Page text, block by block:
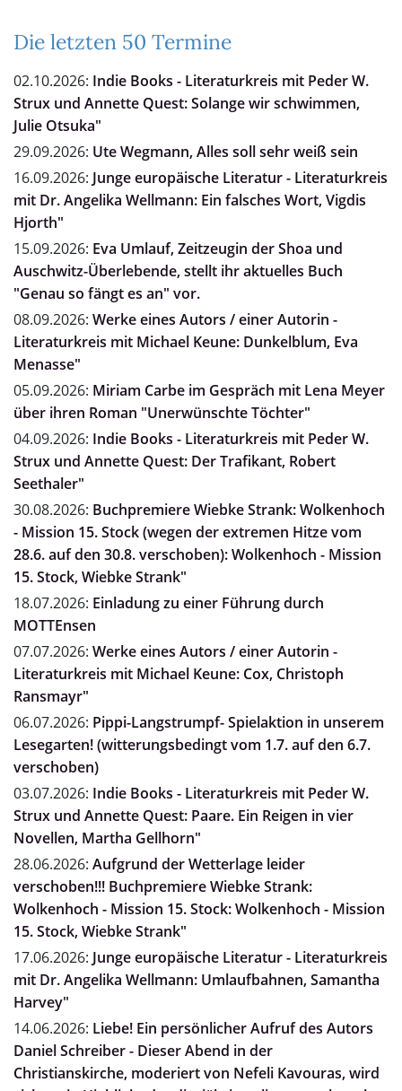
Die letzten 50 Termine
02.10.2026: Indie Books - Literaturkreis mit Peder W.
Strux und Annette Quest: Solange wir schwimmen,
Julie Otsuka"
29.09.2026: Ute Wegmann, Alles soll sehr weiß sein
16.09.2026: Junge europäische Literatur - Literaturkreis
mit Dr. Angelika Wellmann: Ein falsches Wort, Vigdis
Hjorth"
15.09.2026: Eva Umlauf, Zeitzeugin der Shoa und
Auschwitz-Überlebende, stellt ihr aktuelles Buch
"Genau so fängt es an" vor.
08.09.2026: Werke eines Autors / einer Autorin -
Literaturkreis mit Michael Keune: Dunkelblum, Eva
Menasse"
05.09.2026: Miriam Carbe im Gespräch mit Lena Meyer
über ihren Roman "Unerwünschte Töchter"
04.09.2026: Indie Books - Literaturkreis mit Peder W.
Strux und Annette Quest: Der Trafikant, Robert
Seethaler"
30.08.2026: Buchpremiere Wiebke Strank: Wolkenhoch
- Mission 15. Stock (wegen der extremen Hitze vom
28.6. auf den 30.8. verschoben): Wolkenhoch - Mission
15. Stock, Wiebke Strank"
18.07.2026: Einladung zu einer Führung durch
MOTTEnsen
07.07.2026: Werke eines Autors / einer Autorin -
Literaturkreis mit Michael Keune: Cox, Christoph
Ransmayr"
06.07.2026: Pippi-Langstrumpf- Spielaktion in unserem
Lesegarten! (witterungsbedingt vom 1.7. auf den 6.7.
verschoben)
03.07.2026: Indie Books - Literaturkreis mit Peder W.
Strux und Annette Quest: Paare. Ein Reigen in vier
Novellen, Martha Gellhorn"
28.06.2026: Aufgrund der Wetterlage leider
verschoben!!! Buchpremiere Wiebke Strank:
Wolkenhoch - Mission 15. Stock: Wolkenhoch - Mission
15. Stock, Wiebke Strank"
17.06.2026: Junge europäische Literatur - Literaturkreis
mit Dr. Angelika Wellmann: Umlaufbahnen, Samantha
Harvey"
14.06.2026: Liebe! Ein persönlicher Aufruf des Autors
Daniel Schreiber - Dieser Abend in der
Christianskirche, moderiert von Nefeli Kavouras, wird